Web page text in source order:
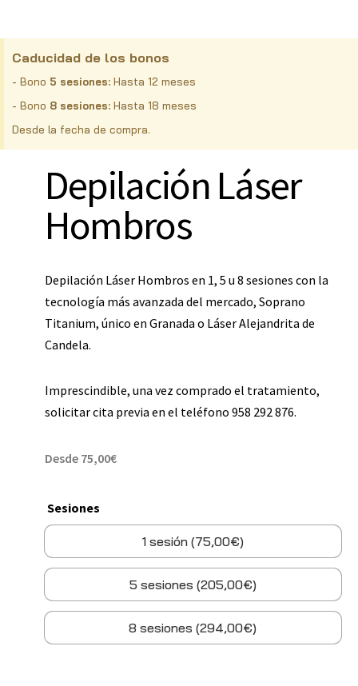
Caducidad de los bonos
- Bono 5 sesiones: Hasta 12 meses
- Bono 8 sesiones: Hasta 18 meses
Desde la fecha de compra.
Depilación Láser
Hombros
Depilación Láser Hombros en 1, 5 u 8 sesiones con la
tecnología más avanzada del mercado, Soprano
Titanium, único en Granada o Láser Alejandrita de
Candela.
Imprescindible, una vez comprado el tratamiento,
solicitar cita previa en el teléfono 958 292 876.
Desde 75,00€
Sesiones
1 sesión (75,00€)
5 sesiones (205,00€)
8 sesiones (294,00€)